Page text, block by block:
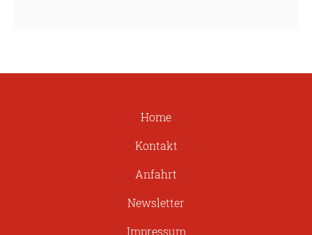
Home
Kontakt
Anfahrt
Newsletter
Impressum